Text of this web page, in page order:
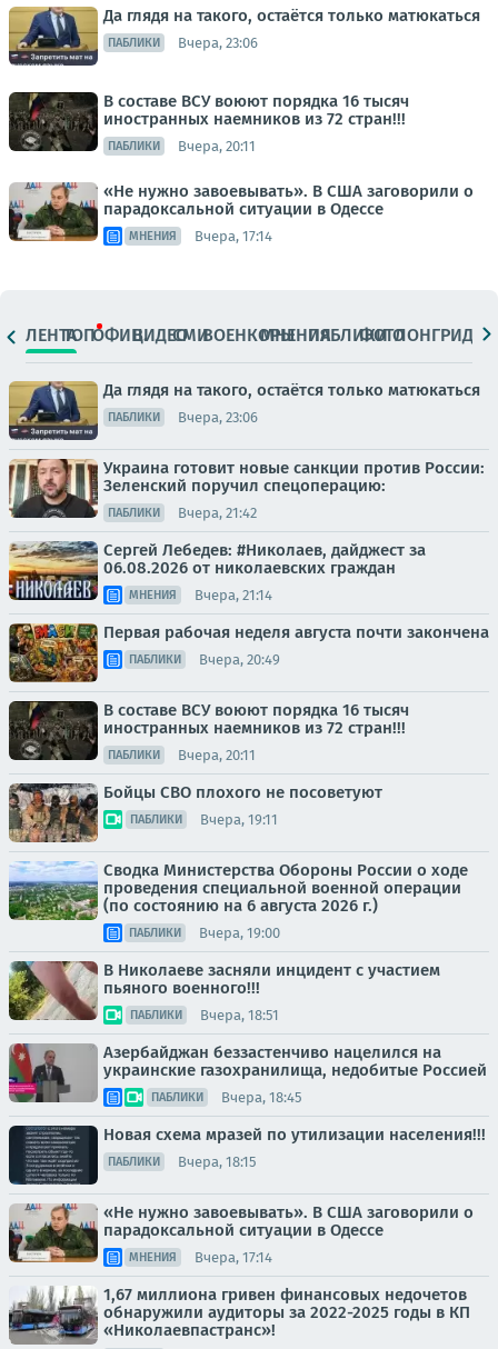
Да глядя на такого, остаётся только матюкаться
ПАБЛИКИ Вчера, 23:06
В составе ВСУ воюют порядка 16 тысяч
иностранных наемников из 72 стран!!!
ПАБЛИКИ Вчера, 20:11
«Не нужно завоевывать». В США заговорили о
парадоксальной ситуации в Одессе
МНЕНИЯ Вчера, 17:14
ЛЕНТАТОПОФИЦ.ВИДЕОСМИВОЕНКОРЫМНЕНИЯПАБЛИКИ
ФОТОЛОНГРИДЫ
Да глядя на такого, остаётся только матюкаться
ПАБЛИКИ Вчера, 23:06
Украина готовит новые санкции против России:
Зеленский поручил спецоперацию:
ПАБЛИКИ Вчера, 21:42
Сергей Лебедев: #Николаев, дайджест за
06.08.2026 от николаевских граждан
МНЕНИЯ Вчера, 21:14
Первая рабочая неделя августа почти закончена
ПАБЛИКИ Вчера, 20:49
В составе ВСУ воюют порядка 16 тысяч
иностранных наемников из 72 стран!!!
ПАБЛИКИ Вчера, 20:11
Бойцы СВО плохого не посоветуют
ПАБЛИКИ Вчера, 19:11
Сводка Министерства Обороны России о ходе
проведения специальной военной операции
(по состоянию на 6 августа 2026 г.)
ПАБЛИКИ Вчера, 19:00
В Николаеве засняли инцидент с участием
пьяного военного!!!
ПАБЛИКИ Вчера, 18:51
Азербайджан беззастенчиво нацелился на
украинские газохранилища, недобитые Россией
ПАБЛИКИ Вчера, 18:45
Новая схема мразей по утилизации населения!!!
ПАБЛИКИ Вчера, 18:15
«Не нужно завоевывать». В США заговорили о
парадоксальной ситуации в Одессе
МНЕНИЯ Вчера, 17:14
1,67 миллиона гривен финансовых недочетов
обнаружили аудиторы за 2022-2025 годы в КП
«Николаевпастранс»!